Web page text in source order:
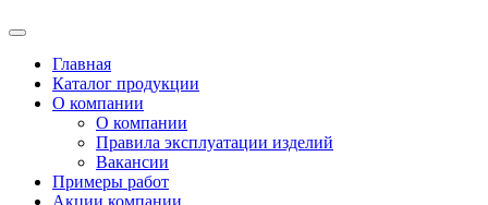
Главная
Каталог продукции
О компании
О компании
Правила эксплуатации изделий
Вакансии
Примеры работ
Акции компании